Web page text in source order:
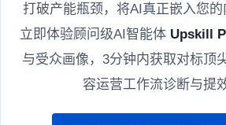
打破产能瓶颈，将AI真正嵌入您的
立即体验顾问级AI智能体 Upskill
与受众画像，3分钟内获取对标顶
容运营工作流诊断与提